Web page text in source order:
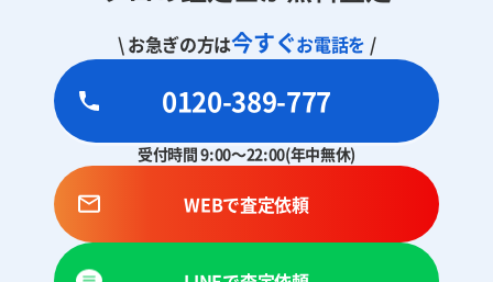
\ お急ぎの方は今すぐお電話を /
0120-389-777
受付時間 9:00～22:00(年中無休)
WEBで査定依頼